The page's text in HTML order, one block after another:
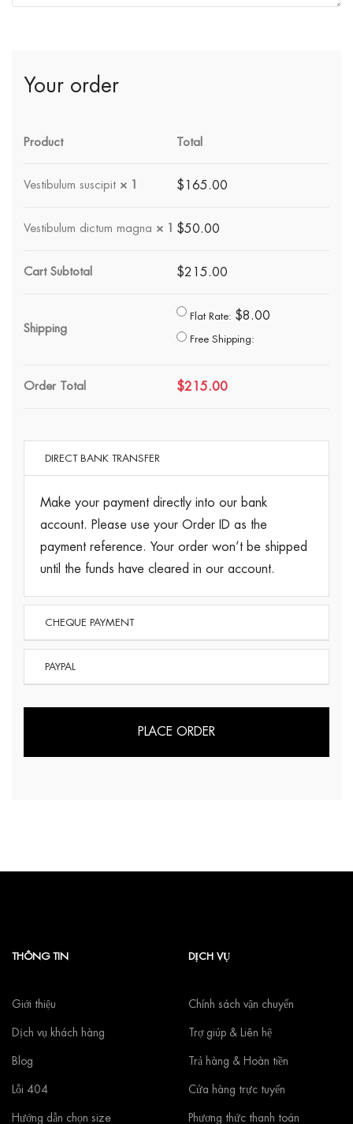
Your order
Product Total
Vestibulum suscipit × 1 $165.00
Vestibulum dictum magna × 1 $50.00
Cart Subtotal $215.00
Shipping
Flat Rate: $8.00
Free Shipping:
Order Total $215.00
DIRECT BANK TRANSFER
Make your payment directly into our bank
account. Please use your Order ID as the
payment reference. Your order won’t be shipped
until the funds have cleared in our account.
CHEQUE PAYMENT
PAYPAL
PLACE ORDER
THÔNG TIN
Giới thiệu
Dịch vụ khách hàng
Blog
Lỗi 404
Hướng dẫn chọn size
DỊCH VỤ
Chính sách vận chuyển
Trợ giúp & Liên hệ
Trả hàng & Hoàn tiền
Cửa hàng trực tuyến
Phương thức thanh toán